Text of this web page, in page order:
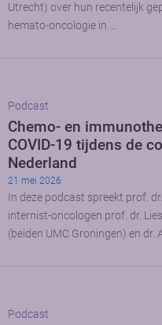
Utrecht) over hun recentelijk
hemato-oncologie in …
Podcast
Chemo- en
COVID-19 tijdens de
Nederland
21 mei 2026
In deze podcast spreekt prof.
internist-oncologen prof. dr.
(beiden UMC Groningen) en dr.
Podcast